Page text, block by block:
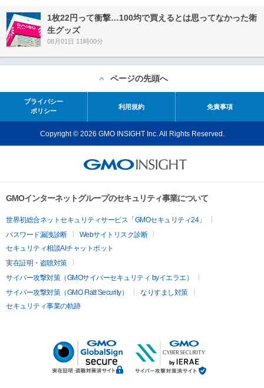
1枚22円って衝撃…100均で買えるとは思ってなかった衛
生グッズ
08月01日 11時00分
ページの先頭へ
プライバシー
ポリシー
利用規約 免責事項
Copyright © 2026 GMO INSIGHT Inc. All Rights Reserved.
GMOインターネットグループのセキュリティ事業について
世界初総合ネットセキュリティサービス「GMOセキュリティ24」
パスワード漏洩診断
Webサイトリスク診断
セキュリティ相談AIチャットボット
実在証明・盗聴対策
サイバー攻撃対策（GMOサイバーセキュリティ byイエラエ）
サイバー攻撃対策（GMO Flatt Security）
なりすまし対策
セキュリティ事業の軌跡